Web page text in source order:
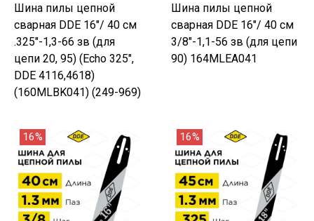
Шина пилы цепной
сварная DDE 16"/ 40 см
.325"-1,3-66 зв (для
цепи 20, 95) (Echo 325",
DDE 4116,4618)
(160MLBK041) (249-969)
Шина пилы цепной
сварная DDE 16"/ 40 см
3/8"-1,1-56 зв (для цепи
90) 164MLEA041
16% 16%